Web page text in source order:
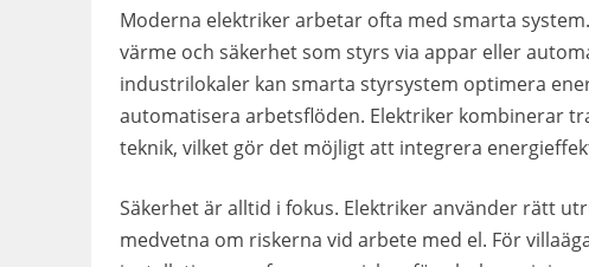
Moderna elektriker arbetar ofta med smarta
värme och säkerhet som styrs via appar eller
industrilokaler kan smarta styrsystem optimera
automatisera arbetsflöden. Elektriker kombinerar
teknik, vilket gör det möjligt att integrera
Säkerhet är alltid i fokus. Elektriker använder rätt
medvetna om riskerna vid arbete med el. För